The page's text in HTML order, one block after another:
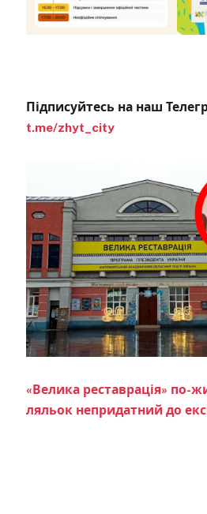
Підписуйтесь на наш
t.me/zhyt_city
«Велика реставрація» по-
ляльок непридатний до